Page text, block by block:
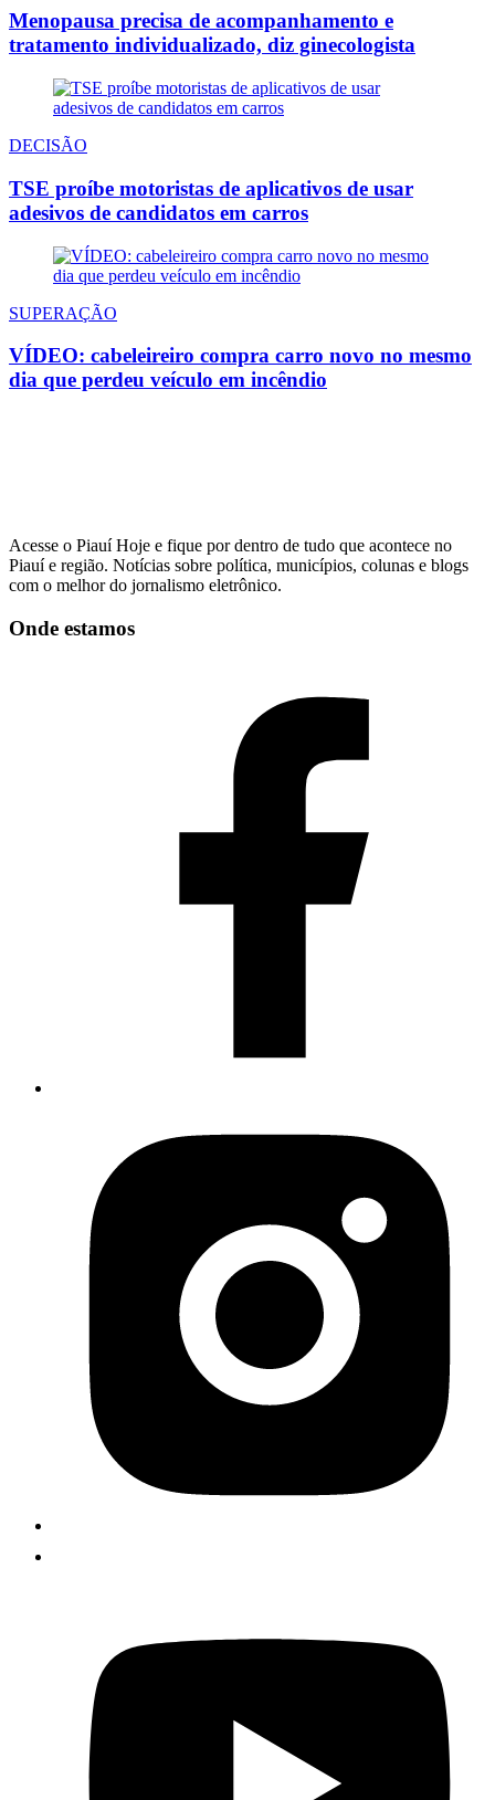
Menopausa precisa de acompanhamento e
tratamento individualizado, diz ginecologista
DECISÃO
TSE proíbe motoristas de aplicativos de usar
adesivos de candidatos em carros
SUPERAÇÃO
VÍDEO: cabeleireiro compra carro novo no mesmo
dia que perdeu veículo em incêndio
Acesse o Piauí Hoje e fique por dentro de tudo que acontece no
Piauí e região. Notícias sobre política, municípios, colunas e blogs
com o melhor do jornalismo eletrônico.
Onde estamos